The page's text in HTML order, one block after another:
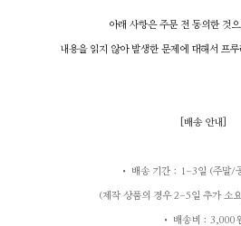
아래 사항은 주문 전 동의한 것
내용을 읽지 않아 발생한 문제에 대해서 프
배송 안내
• 배송 기간 : 1-3일 (주말/
(제작 상품의 경우 2-5일 추가 소
• 배송비 : 3,000